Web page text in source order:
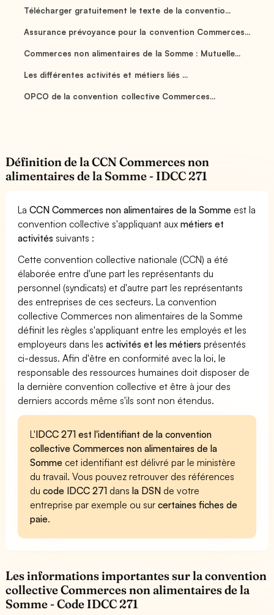
Télécharger gratuitement le texte de la conventio...
Assurance prévoyance pour la convention Commerces...
Commerces non alimentaires de la Somme : Mutuelle...
Les différentes activités et métiers liés ...
OPCO de la convention collective Commerces...
Définition de la CCN Commerces non
alimentaires de la Somme - IDCC 271
LaCCN Commerces non alimentaires de la Somme est la
convention collective s'appliquant auxmétiers et
activités suivants :
Cette convention collective nationale (CCN) a été
élaborée entre d'une part les représentants du
personnel (syndicats) et d'autre part les représentants
des entreprises de ces secteurs. La convention
collective Commerces non alimentaires de la Somme
définit les règles s'appliquant entre les employés et les
employeurs dans lesactivités et les métiers présentés
ci-dessus. Afin d'être en conformité avec la loi, le
responsable des ressources humaines doit disposer de
la dernière convention collective et être à jour des
derniers accords même s'ils sont non étendus.
L'IDCC 271 est l'identifiant de la convention
collective Commerces non alimentaires de la
Somme cet identifiant est délivré par le ministère
du travail. Vous pouvez retrouver des références
ducode IDCC 271 dansla DSN de votre
entreprise par exemple ou surcertaines fiches de
paie.
Les informations importantes sur la convention
collective Commerces non alimentaires de la
Somme - Code IDCC 271